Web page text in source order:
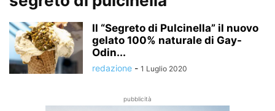
Il “Segreto di Pulcinella” il nuovo
gelato 100% naturale di Gay-
Odin...
redazione - 1 Luglio 2020
pubblicità